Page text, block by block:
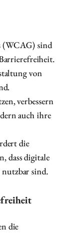
(WCAG) sind
von
verbessern
auch ihre
die
dass digitale
sind.
die